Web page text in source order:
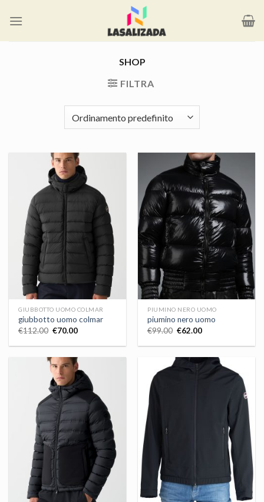
SHOP
FILTRA
GIUBBOTTO UOMO COLMAR
giubbotto uomo colmar
€112.00 €70.00
PIUMINO NERO UOMO
piumino nero uomo
€99.00 €62.00